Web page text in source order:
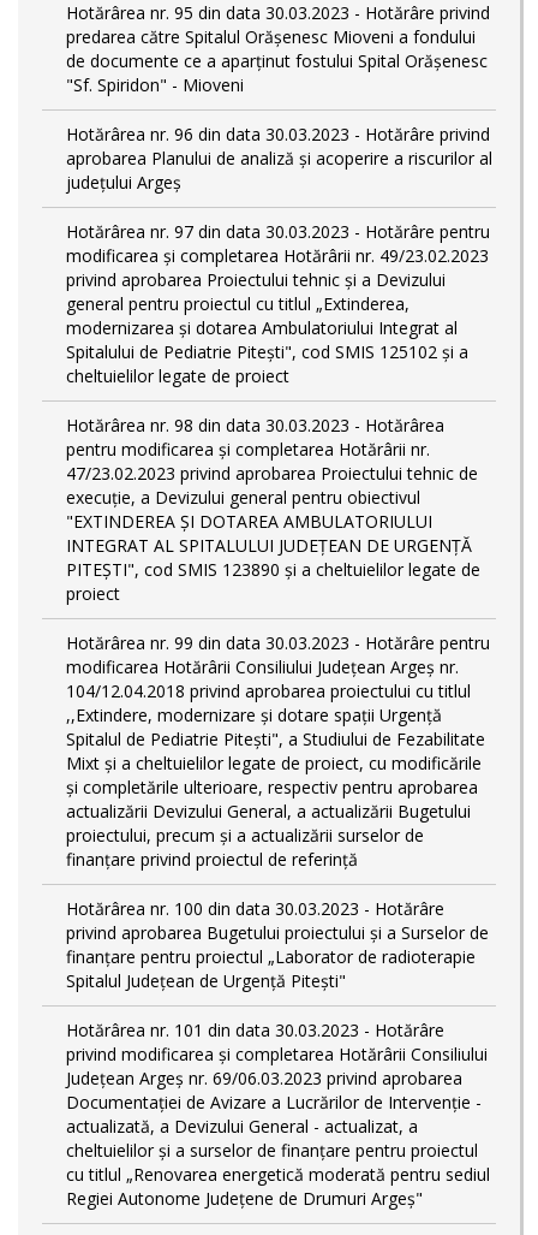
Hotărârea nr. 95 din data 30.03.2023 - Hotărâre privind
predarea către Spitalul Orășenesc Mioveni a fondului
de documente ce a aparținut fostului Spital Orășenesc
"Sf. Spiridon" - Mioveni
Hotărârea nr. 96 din data 30.03.2023 - Hotărâre privind
aprobarea Planului de analiză și acoperire a riscurilor al
județului Argeș
Hotărârea nr. 97 din data 30.03.2023 - Hotărâre pentru
modificarea și completarea Hotărârii nr. 49/23.02.2023
privind aprobarea Proiectului tehnic și a Devizului
general pentru proiectul cu titlul „Extinderea,
modernizarea și dotarea Ambulatoriului Integrat al
Spitalului de Pediatrie Pitești", cod SMIS 125102 și a
cheltuielilor legate de proiect
Hotărârea nr. 98 din data 30.03.2023 - Hotărârea
pentru modificarea și completarea Hotărârii nr.
47/23.02.2023 privind aprobarea Proiectului tehnic de
execuție, a Devizului general pentru obiectivul
"EXTINDEREA ȘI DOTAREA AMBULATORIULUI
INTEGRAT AL SPITALULUI JUDEȚEAN DE URGENȚĂ
PITEȘTI", cod SMIS 123890 și a cheltuielilor legate de
proiect
Hotărârea nr. 99 din data 30.03.2023 - Hotărâre pentru
modificarea Hotărârii Consiliului Județean Argeș nr.
104/12.04.2018 privind aprobarea proiectului cu titlul
,,Extindere, modernizare și dotare spații Urgență
Spitalul de Pediatrie Pitești", a Studiului de Fezabilitate
Mixt și a cheltuielilor legate de proiect, cu modificările
și completările ulterioare, respectiv pentru aprobarea
actualizării Devizului General, a actualizării Bugetului
proiectului, precum și a actualizării surselor de
finanțare privind proiectul de referință
Hotărârea nr. 100 din data 30.03.2023 - Hotărâre
privind aprobarea Bugetului proiectului și a Surselor de
finanțare pentru proiectul „Laborator de radioterapie
Spitalul Județean de Urgență Pitești"
Hotărârea nr. 101 din data 30.03.2023 - Hotărâre
privind modificarea și completarea Hotărârii Consiliului
Județean Argeș nr. 69/06.03.2023 privind aprobarea
Documentației de Avizare a Lucrărilor de Intervenție -
actualizată, a Devizului General - actualizat, a
cheltuielilor și a surselor de finanțare pentru proiectul
cu titlul „Renovarea energetică moderată pentru sediul
Regiei Autonome Județene de Drumuri Argeș"